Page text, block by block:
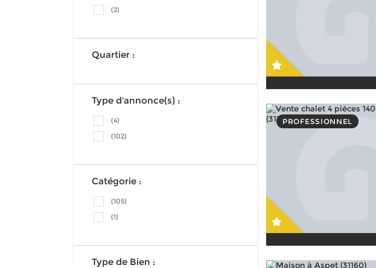
(2)
Quartier :
Type d'annonce(s) :
(4)
(102)
Catégorie :
(105)
(1)
Type de Bien :
PROFESSIONNEL